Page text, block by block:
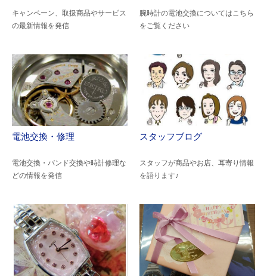
キャンペーン、取扱商品やサービス
の最新情報を発信
腕時計の電池交換についてはこちら
をご覧ください
電池交換・修理
電池交換・バンド交換や時計修理な
どの情報を発信
スタッフブログ
スタッフが商品やお店、耳寄り情報
を語ります♪